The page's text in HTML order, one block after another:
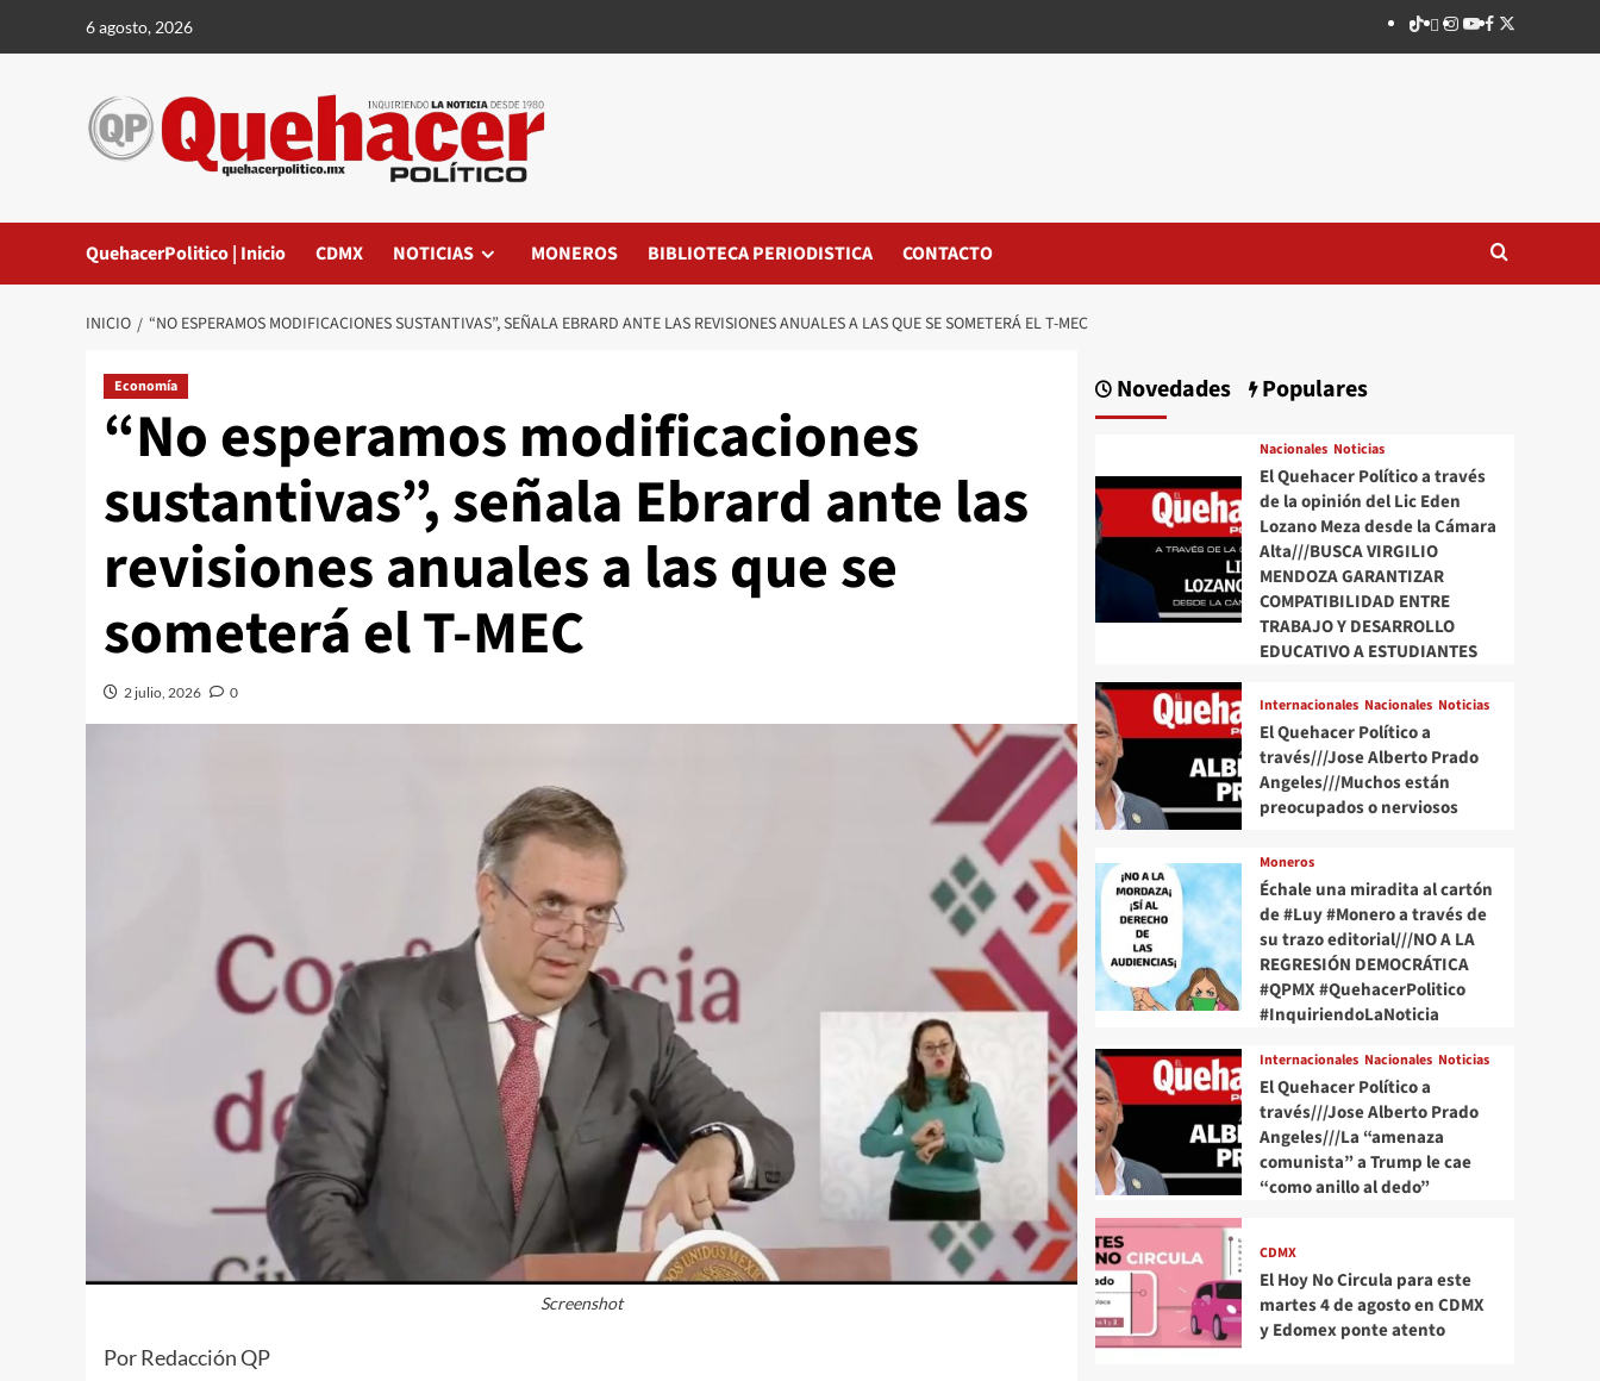
6 agosto, 2026 TikTok
threads
Instagram
Youtube
Facebook
X
QuehacerPolitico | Inicio CDMX NOTICIAS MONEROS BIBLIOTECA PERIODISTICA CONTACTO
INICIO “NO ESPERAMOS MODIFICACIONES SUSTANTIVAS”, SEÑALA EBRARD ANTE LAS REVISIONES ANUALES A LAS QUE SE SOMETERÁ EL T-MEC
Economía
“No esperamos modificaciones
sustantivas”, señala Ebrard ante las
revisiones anuales a las que se
someterá el T-MEC
2 julio, 2026 0
Screenshot
Por Redacción QP
Novedades Populares
Nacionales Noticias
El Quehacer Político a través
de la opinión del Lic Eden
Lozano Meza desde la Cámara
Alta///BUSCA VIRGILIO
MENDOZA GARANTIZAR
COMPATIBILIDAD ENTRE
TRABAJO Y DESARROLLO
EDUCATIVO A ESTUDIANTES
Internacionales Nacionales Noticias
El Quehacer Político a
través///Jose Alberto Prado
Angeles///Muchos están
preocupados o nerviosos
Moneros
Échale una miradita al cartón
de #Luy #Monero a través de
su trazo editorial///NO A LA
REGRESIÓN DEMOCRÁTICA
#QPMX #QuehacerPolitico
#InquiriendoLaNoticia
Internacionales Nacionales Noticias
El Quehacer Político a
través///Jose Alberto Prado
Angeles///La “amenaza
comunista” a Trump le cae
“como anillo al dedo”
CDMX
El Hoy No Circula para este
martes 4 de agosto en CDMX
y Edomex ponte atento